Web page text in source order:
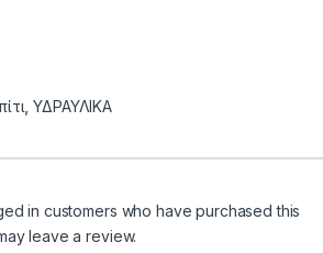
,ΥΔΡΑΥΛΙΚΑ
in customers who have purchased this
leave a review.